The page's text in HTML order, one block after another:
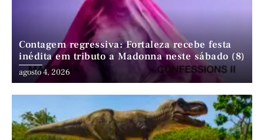
Contagem regressiva: Fortaleza recebe festa
inédita em tributo a Madonna neste sábado (8)
agosto 4, 2026